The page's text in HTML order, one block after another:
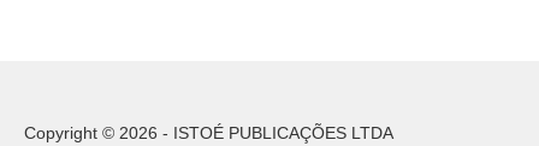
Copyright © 2026 - ISTOÉ PUBLICAÇÕES LTDA